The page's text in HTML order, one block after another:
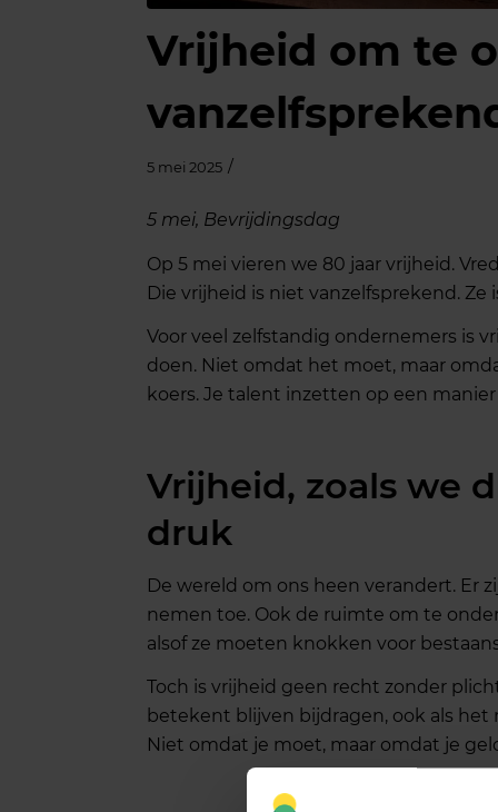
Vrijheid om te
5 mei 2025 /
5 mei, Bevrijdingsdag
Op 5 mei vieren we 80 jaar vrijheid.
Die vrijheid is niet vanzelfsprekend. Ze
Voor veel zelfstandig ondernemers is
doen. Niet omdat het moet, maar
koers. Je talent inzetten op een
Vrijheid, zoals we
druk
De wereld om ons heen verandert. Er
nemen toe. Ook de ruimte om te
alsof ze moeten knokken voor
Toch is vrijheid geen recht zonder
betekent blijven bijdragen, ook als het
Niet omdat je moet, maar omdat je